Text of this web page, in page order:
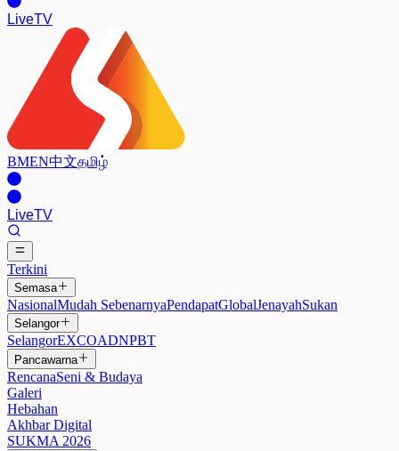
LiveTV
BMEN中文தமிழ்
LiveTV
Terkini
Semasa
NasionalMudah SebenarnyaPendapatGlobalJenayahSukan
Selangor
SelangorEXCOADNPBT
Pancawarna
RencanaSeni & Budaya
Galeri
Hebahan
Akhbar Digital
SUKMA 2026